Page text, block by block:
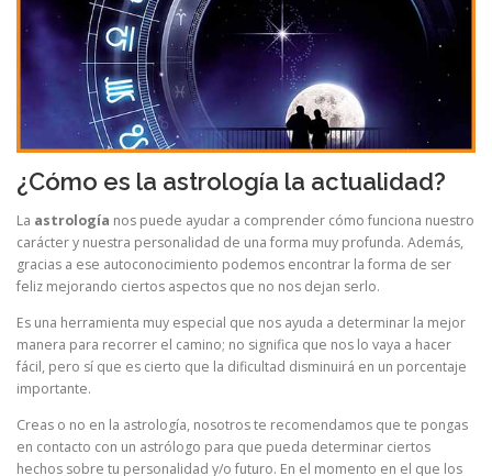
¿Cómo es la astrología la actualidad?
La astrología nos puede ayudar a comprender cómo funciona nuestro
carácter y nuestra personalidad de una forma muy profunda. Además,
gracias a ese autoconocimiento podemos encontrar la forma de ser
feliz mejorando ciertos aspectos que no nos dejan serlo.
Es una herramienta muy especial que nos ayuda a determinar la mejor
manera para recorrer el camino; no significa que nos lo vaya a hacer
fácil, pero sí que es cierto que la dificultad disminuirá en un porcentaje
importante.
Creas o no en la astrología, nosotros te recomendamos que te pongas
en contacto con un astrólogo para que pueda determinar ciertos
hechos sobre tu personalidad y/o futuro. En el momento en el que los